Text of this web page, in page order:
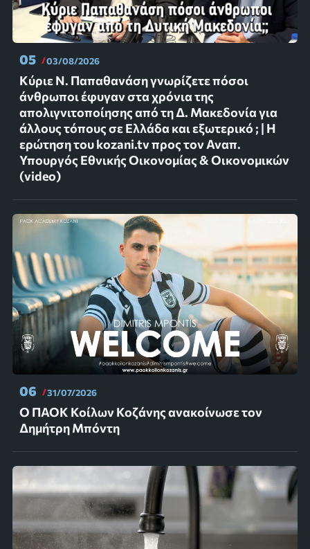
05 03/08/2026
Κύριε Ν. Παπαθανάση γνωρίζετε πόσοι
άνθρωποι έφυγαν στα χρόνια της
απολιγνιτοποίησης από τη Δ. Μακεδονία για
άλλους τόπους σε Ελλάδα και εξωτερικό ; | Η
ερώτηση του kozani.tv προς τον Αναπ.
Υπουργός Εθνικής Οικονομίας & Οικονομικών
(video)
06 31/07/2026
Ο ΠΑΟΚ Κοίλων Κοζάνης ανακοίνωσε τον
Δημήτρη Μπόντη